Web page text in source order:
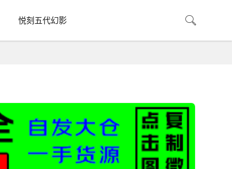
悦刻五代幻影